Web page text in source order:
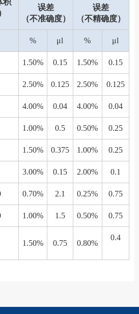
积
误差
（不准确度）
误差
（不精确度）
% μl % μl
1.50% 0.15 1.50% 0.15
2.50% 0.125 2.50% 0.125
4.00% 0.04 4.00% 0.04
1.00% 0.5 0.50% 0.25
1.50% 0.375 1.00% 0.25
3.00% 0.15 2.00% 0.1
0.70% 2.1 0.25% 0.75
1.00% 1.5 0.50% 0.75
1.50% 0.75 0.80%
0.4